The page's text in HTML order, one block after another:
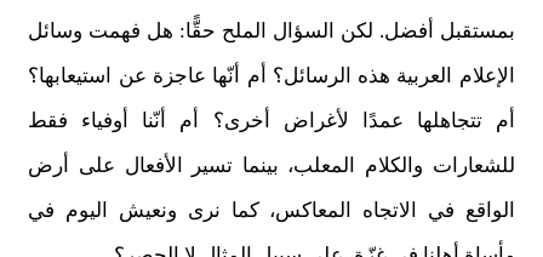
بمستقبل أفضل. لكن السؤال الملح حقًّا: هل فهمت وسائل
الإعلام العربية هذه الرسائل؟ أم أنّها عاجزة عن استيعابها؟
أم تتجاهلها عمدًا لأغراض أخرى؟ أم أنّنا أوفياء فقط
للشعارات والكلام المعلب، بينما تسير الأفعال على أرض
الواقع في الاتجاه المعاكس، كما نرى ونعيش اليوم في